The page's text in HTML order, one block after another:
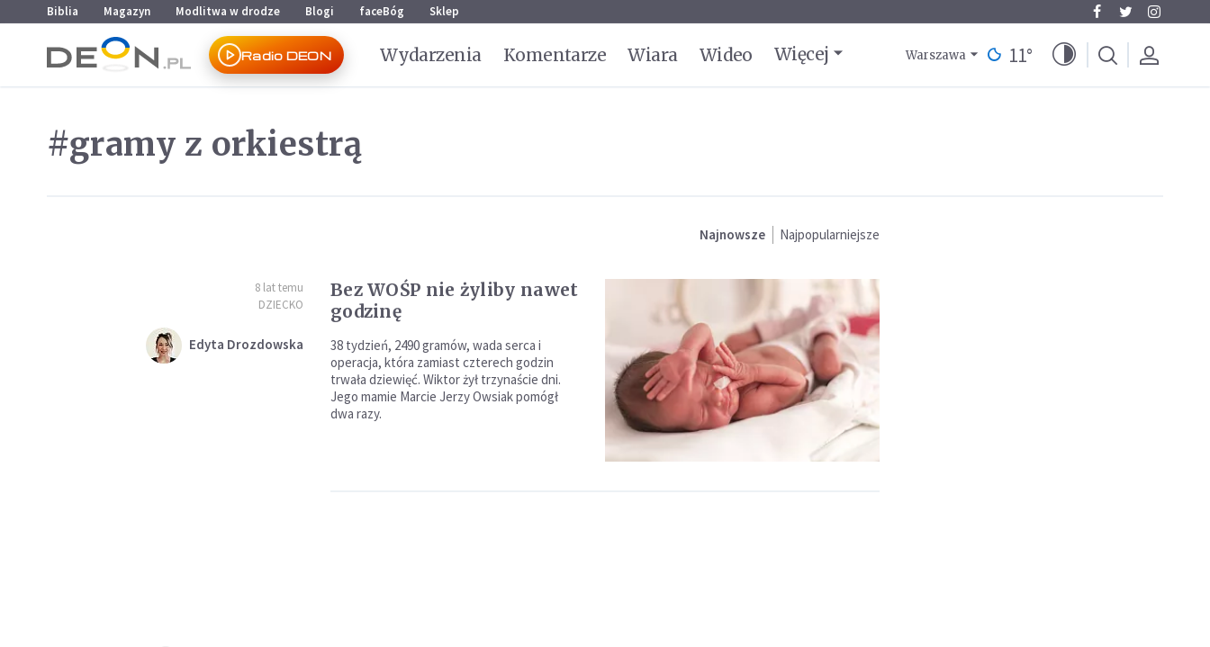
Przejdź do menu głównego
Przejdź do treści
Biblia Magazyn Modlitwa w drodze Blogi faceBóg Sklep
Radio DEON Wydarzenia Komentarze Wiara Wideo Więcej Warszawa 11°
#gramy z orkiestrą
Najnowsze Najpopularniejsze
8 lat temu
DZIECKO
Edyta Drozdowska
Bez WOŚP nie żyliby nawet
godzinę
38 tydzień, 2490 gramów, wada serca i
operacja, która zamiast czterech godzin
trwała dziewięć. Wiktor żył trzynaście dni.
Jego mamie Marcie Jerzy Owsiak pomógł
dwa razy.